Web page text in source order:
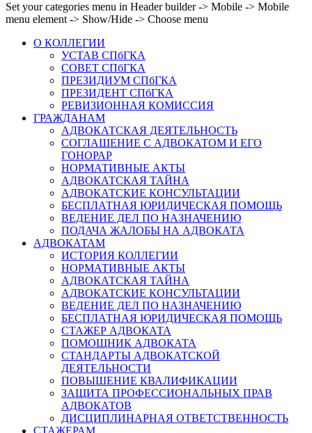
Set your categories menu in Header builder -> Mobile -> Mobile
menu element -> Show/Hide -> Choose menu
О КОЛЛЕГИИ
УСТАВ СПбГКА
СОВЕТ СПбГКА
ПРЕЗИДИУМ СПбГКА
ПРЕЗИДЕНТ СПбГКА
РЕВИЗИОННАЯ КОМИССИЯ
ГРАЖДАНАМ
АДВОКАТСКАЯ ДЕЯТЕЛЬНОСТЬ
СОГЛАШЕНИЕ С АДВОКАТОМ И ЕГО
ГОНОРАР
НОРМАТИВНЫЕ АКТЫ
АДВОКАТСКАЯ ТАЙНА
АДВОКАТСКИЕ КОНСУЛЬТАЦИИ
БЕСПЛАТНАЯ ЮРИДИЧЕСКАЯ ПОМОЩЬ
ВЕДЕНИЕ ДЕЛ ПО НАЗНАЧЕНИЮ
ПОДАЧА ЖАЛОБЫ НА АДВОКАТА
АДВОКАТАМ
ИСТОРИЯ КОЛЛЕГИИ
НОРМАТИВНЫЕ АКТЫ
АДВОКАТСКАЯ ТАЙНА
АДВОКАТСКИЕ КОНСУЛЬТАЦИИ
ВЕДЕНИЕ ДЕЛ ПО НАЗНАЧЕНИЮ
БЕСПЛАТНАЯ ЮРИДИЧЕСКАЯ ПОМОЩЬ
СТАЖЕР АДВОКАТА
ПОМОЩНИК АДВОКАТА
СТАНДАРТЫ АДВОКАТСКОЙ
ДЕЯТЕЛЬНОСТИ
ПОВЫШЕНИЕ КВАЛИФИКАЦИИ
ЗАЩИТА ПРОФЕССИОНАЛЬНЫХ ПРАВ
АДВОКАТОВ
ДИСЦИПЛИНАРНАЯ ОТВЕТСТВЕННОСТЬ